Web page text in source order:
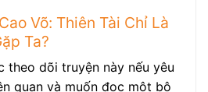
Võ: Thiên Tài Chỉ Là
Ta?
theo dõi truyện này nếu yêu
quan và muốn đọc một bộ